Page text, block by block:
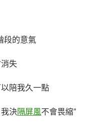
段的意氣
失
陪我久一點
決隔屏風不會畏縮”